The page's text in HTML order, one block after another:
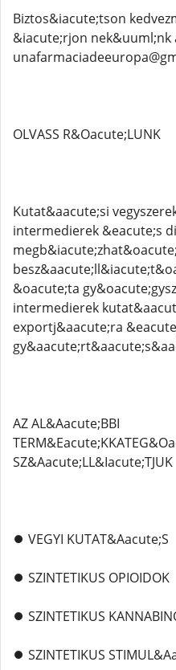
Biztos&iacute;tson
&iacute;rjon nek&uuml;nk
OLVASS R&Oacute;LUNK
Kutat&aacute;si
intermedierek &eacute;s
megb&iacute;zhat&oacute;
&oacute;ta
intermedierek
exportj&aacute;ra
AZ AL&Aacute;BBI
SZ&Aacute;LL&Iacute;TJUK
⏺️ VEGYI KUTAT&Aacute;S
⏺️ SZINTETIKUS OPIOIDOK
⏺️ SZINTETIKUS
⏺️ SZINTETIKUS